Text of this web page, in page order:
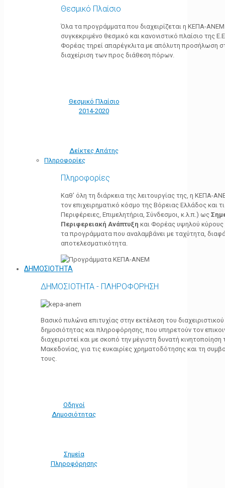
Θεσμικό Πλαίσιο
Όλα τα προγράμματα που διαχειρίζεται η ΚΕΠΑ-
συγκεκριμένο θεσμικό και κανονιστικό πλαίσιο της
Φορέας τηρεί απαρέγκλιτα με απόλυτη προσήλωση
διαχείριση των προς διάθεση πόρων.
Θεσμικό Πλαίσιο
2014-2020
Δείκτες Απάτης
Πληροφορίες
Πληροφορίες
Καθ’ όλη τη διάρκεια της λειτουργίας της, η ΚΕΠΑ-
τον επιχειρηματικό κόσμο της Βόρειας Ελλάδος και
Περιφέρειες, Επιμελητήρια, Σύνδεσμοι, κ.λ.π.) ως
Περιφερειακή Ανάπτυξη και Φορέας υψηλού κύρους
τα προγράμματα που αναλαμβάνει με ταχύτητα,
αποτελεσματικότητα.
ΔΗΜΟΣΙΟΤΗΤΑ
ΔΗΜΟΣΙΟΤΗΤΑ - ΠΛΗΡΟΦΟΡΗΣΗ
Βασικό πυλώνα επιτυχίας στην εκτέλεση του
δημοσιότητας και πληροφόρησης, που υπηρετούν τον
διαχειριστεί και με σκοπό την μέγιστη δυνατή
Μακεδονίας, για τις ευκαιρίες χρηματοδότησης και τη
τους.
Οδηγοί
Δημοσιότητας
Σημεία
Πληροφόρησης